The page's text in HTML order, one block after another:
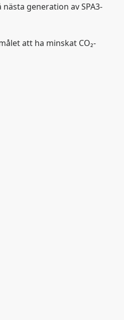
generation av SPA3-
att ha minskat CO₂-